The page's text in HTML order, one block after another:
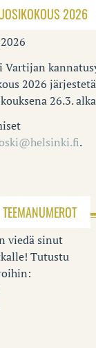
2026
Vartijan
2026
26.3.
.
TEEMANUMEROT
viedä sinut
Tutustu